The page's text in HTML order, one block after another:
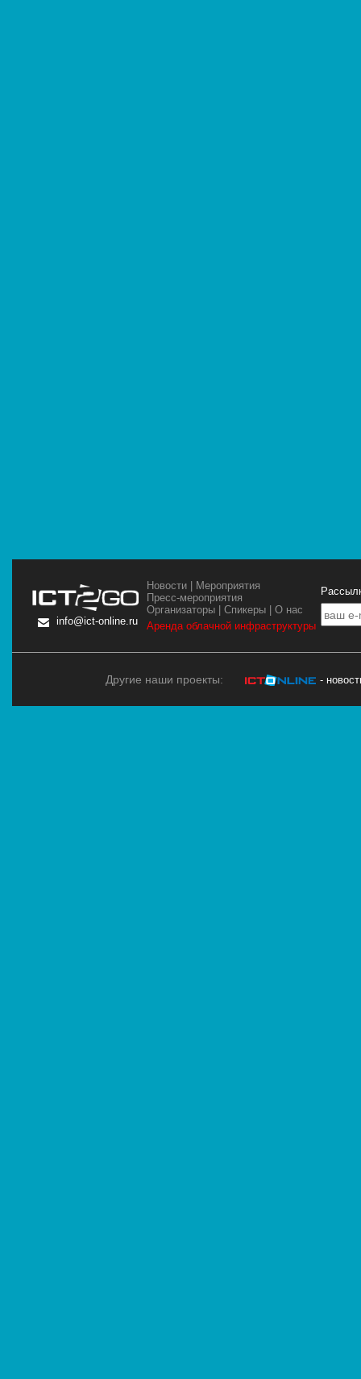
info@ict-online.ru
Новости
Мероприятия
Пресс-мероприятия
Организаторы |Спикеры |О нас
Аренда облачной инфраструктуры
Другие наши проекты: -